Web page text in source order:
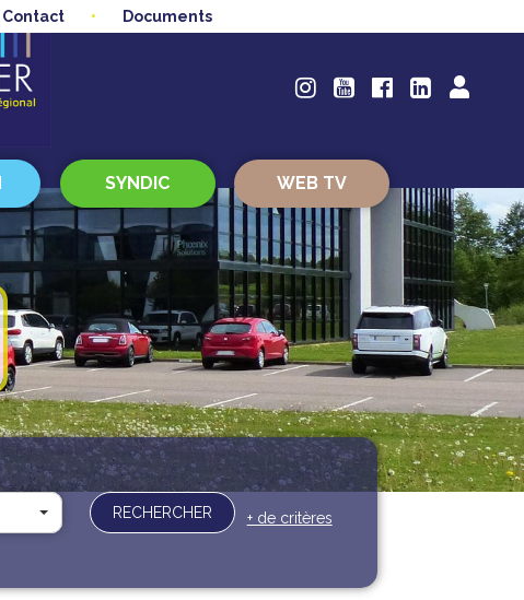
Contact Documents
SYNDIC WEB TV
RECHERCHER + de critères